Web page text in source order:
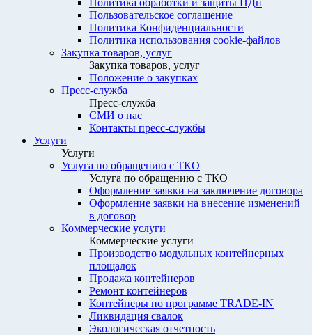
Политика обработки и защиты ПДн
Пользовательское соглашение
Политика Конфиденциальности
Политика использования cookie-файлов
Закупка товаров, услуг
Закупка товаров, услуг
Положение о закупках
Пресс-служба
Пресс-служба
СМИ о нас
Контакты пресс-службы
Услуги
Услуги
Услуга по обращению с ТКО
Услуга по обращению с ТКО
Оформление заявки на заключение договора
Оформление заявки на внесение изменений
в договор
Коммерческие услуги
Коммерческие услуги
Производство модульных контейнерных
площадок
Продажа контейнеров
Ремонт контейнеров
Контейнеры по программе TRADE-IN
Ликвидация свалок
Экологическая отчетность